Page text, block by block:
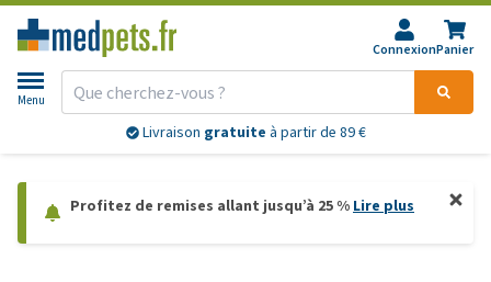
ConnexionPanier
Menu
Livraison gratuite à partir de 89 €
Profitez de remises allant jusqu’à 25 % Lire plus